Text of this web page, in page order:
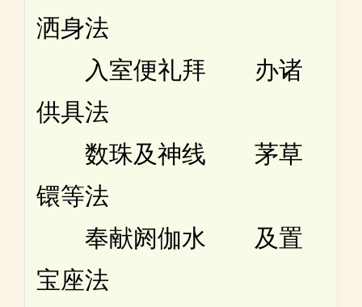
洒身法
入室便礼拜 办诸
供具法
数珠及神线 茅草
镮等法
奉献阏伽水 及置
宝座法